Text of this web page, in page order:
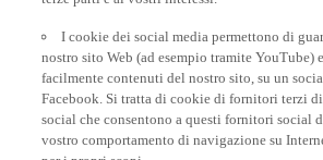
nostro sito Web (ad esempio tramite YouTube)
facilmente contenuti del nostro sito, su un
Facebook. Si tratta di cookie di fornitori terzi di
social che consentono a questi fornitori social
vostro comportamento di navigazione su
per i propri scopi.